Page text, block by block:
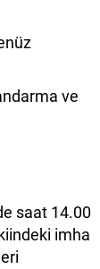
ve
saat 14.00
imha